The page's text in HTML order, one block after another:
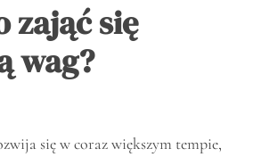
zająć się
wag?
się w coraz większym tempie,